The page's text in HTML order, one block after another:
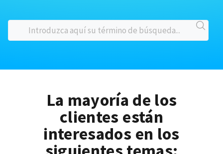
La mayoría de los
clientes están
interesados en los